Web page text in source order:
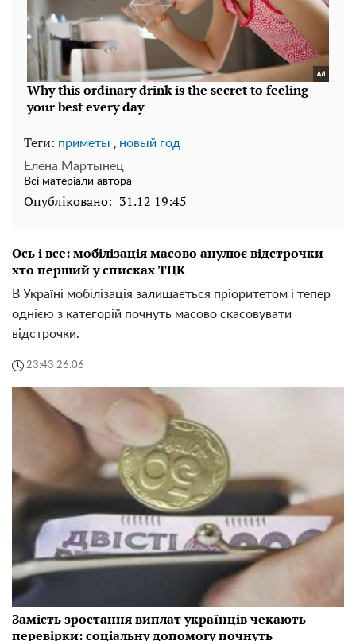
Теги: приметы , новый год
Елена Мартынец
Всі матеріали автора
Опубліковано: 31.12 19:45
Ось і все: мобілізація масово анулює відстрочки –
хто перший у списках ТЦК
В Україні мобілізація залишається пріоритетом і тепер
однією з категорій почнуть масово скасовувати
відстрочки.
23:43 26.06
Замість зростання виплат українців чекають
перевірки: соціальну допомогу почнуть